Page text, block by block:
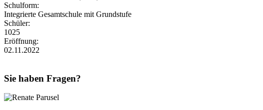
Schulform:
Integrierte Gesamtschule mit Grundstufe
Schüler:
1025
Eröffnung:
02.11.2022
Sie haben Fragen?